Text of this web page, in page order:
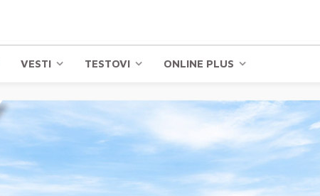
VESTI TESTOVI ONLINE PLUS